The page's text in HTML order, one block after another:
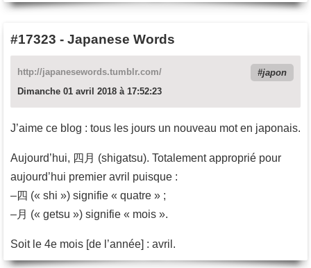
#17323 - Japanese Words
http://japanesewords.tumblr.com/
japon
Dimanche 01 avril 2018 à 17:52:23
J’aime ce blog : tous les jours un nouveau mot en japonais.
Aujourd’hui, 四月 (shigatsu). Totalement approprié pour
aujourd’hui premier avril puisque :
–四 (« shi ») signifie « quatre » ;
–月 (« getsu ») signifie « mois ».
Soit le 4e mois [de l’année] : avril.